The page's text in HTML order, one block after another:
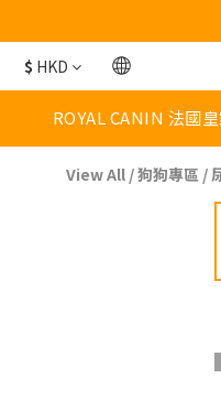
$ HKD
ROYAL CANIN 法國
View All /狗狗專區 /